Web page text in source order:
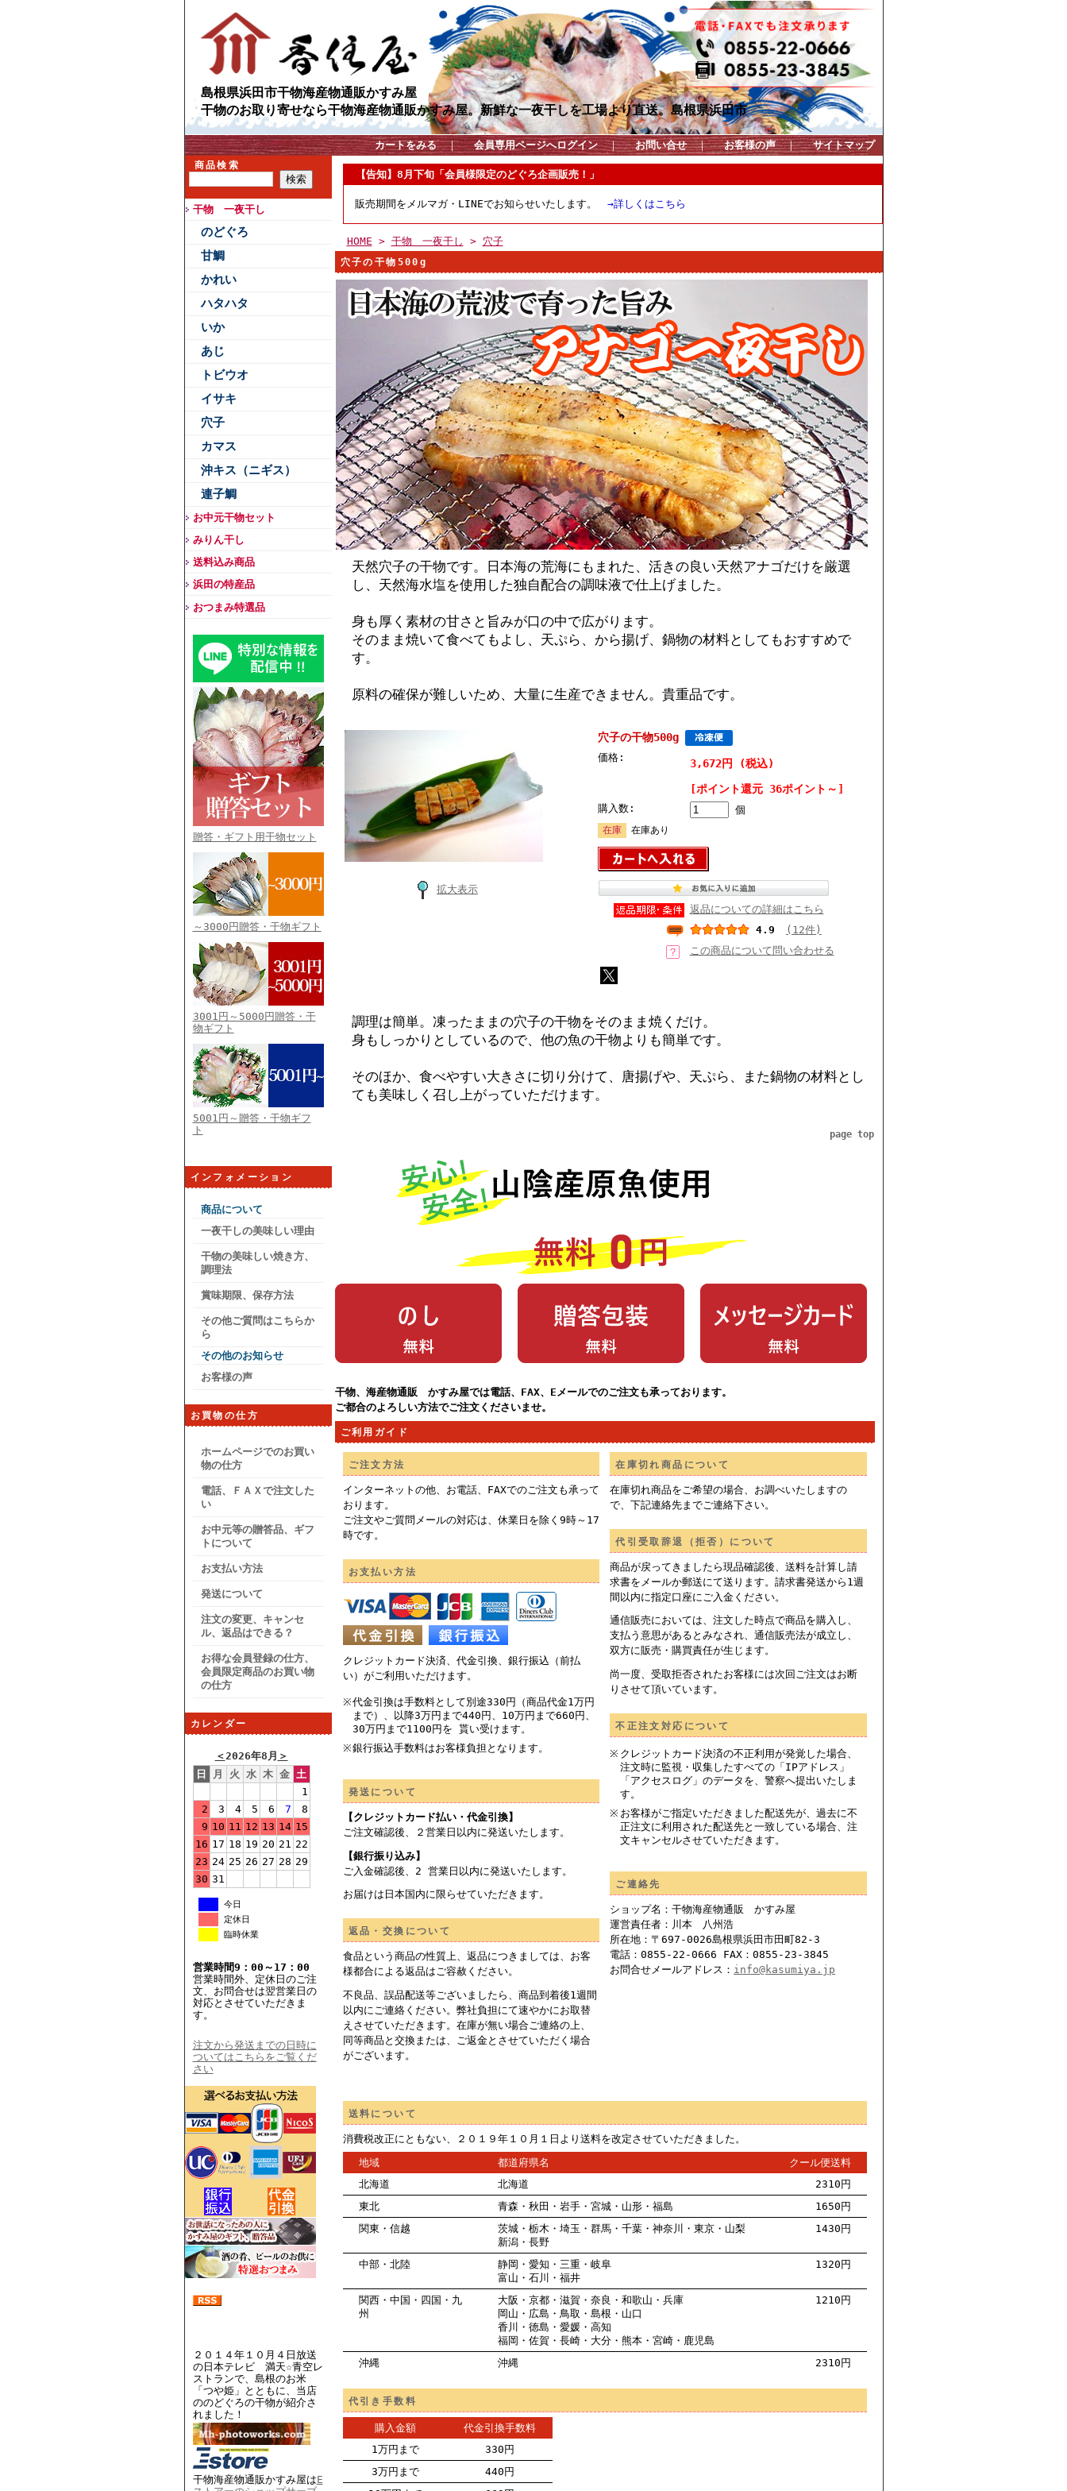
島根県浜田市干物海産物通販かすみ屋
干物のお取り寄せなら干物海産物通販かすみ屋。新鮮な一夜干しを工場より直送。島根県浜田市
カートをみる ｜ 会員専用ページへログイン ｜ お問い合せ ｜ お客様の声 ｜ サイトマップ
商品検索
干物 一夜干し
のどぐろ
甘鯛
かれい
ハタハタ
いか
あじ
トビウオ
イサキ
穴子
カマス
沖キス（ニギス）
連子鯛
お中元干物セット
みりん干し
送料込み商品
浜田の特産品
おつまみ特選品
贈答・ギフト用干物セット
～3000円贈答・干物ギフト
3001円～5000円贈答・干
物ギフト
5001円～贈答・干物ギフ
ト
インフォメーション
商品について
一夜干しの美味しい理由
干物の美味しい焼き方、
調理法
賞味期限、保存方法
その他ご質問はこちらか
ら
その他のお知らせ
お客様の声
お買物の仕方
ホームページでのお買い
物の仕方
電話、ＦＡＸで注文した
い
お中元等の贈答品、ギフ
トについて
お支払い方法
発送について
注文の変更、キャンセ
ル、返品はできる？
お得な会員登録の仕方、
会員限定商品のお買い物
の仕方
カレンダー
＜2026年8月 ＞
日
月 火 水 木 金 土
1
2
3 4 5 6 7
8
9 10 11 12 13 14 15
16 17 18 19 20 21 22
23 24 25 26 27 28 29
30 31
今日
定休日
臨時休業
営業時間9：00～17：00
営業時間外、定休日のご注
文、お問合せは翌営業日の
対応とさせていただきま
す。
注文から発送までの日時に
ついてはこちらをご覧くだ
さい
２０１４年１０月４日放送
の日本テレビ 満天☆青空レ
ストランで、島根のお米
「つや姫」とともに、当店
ののどぐろの干物が紹介さ
れました！
干物海産物通販かすみ屋はE
【告知】8月下旬「会員様限定のどぐろ企画販売！」
販売期間をメルマガ・LINEでお知らせいたします。 →詳しくはこちら
HOME > 干物 一夜干し > 穴子
穴子の干物500g
天然穴子の干物です。日本海の荒海にもまれた、活きの良い天然アナゴだけを厳選
し、天然海水塩を使用した独自配合の調味液で仕上げました。
身も厚く素材の甘さと旨みが口の中で広がります。
そのまま焼いて食べてもよし、天ぷら、から揚げ、鍋物の材料としてもおすすめで
す。
原料の確保が難しいため、大量に生産できません。貴重品です。
拡大表示
穴子の干物500g
価格:
3,672円 (税込)
[ポイント還元 36ポイント～]
購入数: 個
在庫 在庫あり
返品についての詳細はこちら
4.9
(12件)
この商品について問い合わせる
調理は簡単。凍ったままの穴子の干物をそのまま焼くだけ。
身もしっかりとしているので、他の魚の干物よりも簡単です。
そのほか、食べやすい大きさに切り分けて、唐揚げや、天ぷら、また鍋物の材料とし
ても美味しく召し上がっていただけます。
page top
干物、海産物通販 かすみ屋では電話、FAX、Eメールでのご注文も承っております。
ご都合のよろしい方法でご注文くださいませ。
ご利用ガイド
ご注文方法
インターネットの他、お電話、FAXでのご注文も承って
おります。
ご注文やご質問メールの対応は、休業日を除く9時～17
時です。
お支払い方法
クレジットカード決済、代金引換、銀行振込（前払
い）がご利用いただけます。
代金引換は手数料として別途330円（商品代金1万円
まで）、以降3万円まで440円、10万円まで660円、
30万円まで1100円を 貰い受けます。
銀行振込手数料はお客様負担となります。
発送について
【クレジットカード払い・代金引換】
ご注文確認後、２営業日以内に発送いたします。
【銀行振り込み】
ご入金確認後、2 営業日以内に発送いたします。
お届けは日本国内に限らせていただきます。
返品・交換について
食品という商品の性質上、返品につきましては、お客
様都合による返品はご容赦ください。
不良品、誤品配送等ございましたら、商品到着後1週間
以内にご連絡ください。弊社負担にて速やかにお取替
えさせていただきます。在庫が無い場合ご連絡の上、
同等商品と交換または、ご返金とさせていただく場合
がございます。
在庫切れ商品について
在庫切れ商品をご希望の場合、お調べいたしますの
で、下記連絡先までご連絡下さい。
代引受取辞退（拒否）について
商品が戻ってきましたら現品確認後、送料を計算し請
求書をメールか郵送にて送ります。請求書発送から1週
間以内に指定口座にご入金ください。
通信販売においては、注文した時点で商品を購入し、
支払う意思があるとみなされ、通信販売法が成立し、
双方に販売・購買責任が生じます。
尚一度、受取拒否されたお客様には次回ご注文はお断
りさせて頂いています。
不正注文対応について
クレジットカード決済の不正利用が発覚した場合、
注文時に監視・収集したすべての「IPアドレス」
「アクセスログ」のデータを、警察へ提出いたしま
す。
お客様がご指定いただきました配送先が、過去に不
正注文に利用された配送先と一致している場合、注
文キャンセルさせていただきます。
ご連絡先
ショップ名：干物海産物通販 かすみ屋
運営責任者：川本 八州浩
所在地：〒697-0026島根県浜田市田町82-3
電話：0855-22-0666 FAX：0855-23-3845
お問合せメールアドレス： info@kasumiya.jp
送料について
消費税改正にともない、２０１９年１０月１日より送料を改定させていただきました。
地域
都道府県名
クール便送料
北海道
北海道
2310円
東北
青森・秋田・岩手・宮城・山形・福島
1650円
関東・信越
茨城・栃木・埼玉・群馬・千葉・神奈川・東京・山梨
新潟・長野
1430円
中部・北陸
静岡・愛知・三重・岐阜
富山・石川・福井
1320円
関西・中国・四国・九
州
大阪・京都・滋賀・奈良・和歌山・兵庫
岡山・広島・鳥取・島根・山口
香川・徳島・愛媛・高知
福岡・佐賀・長崎・大分・熊本・宮崎・鹿児島
1210円
沖縄 沖縄 2310円
代引き手数料
購入金額
代金引換手数料
1万円まで
330円
3万円まで
440円